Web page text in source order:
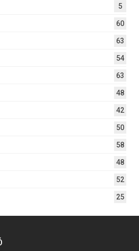
5
60
63
54
63
48
42
50
58
48
52
25